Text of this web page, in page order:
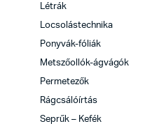
Létrák
Locsolástechnika
Ponyvák-fóliák
Metszőollók-ágvágók
Permetezők
Rágcsálóírtás
Seprűk – Kefék